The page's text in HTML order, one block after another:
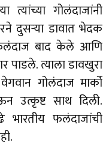
त्यांच्या गोलंदाजांनी
दुसऱ्या डावात भेदक
फलंदाज बाद केले आणि
पाडले. त्याला डावखुरा
गोलंदाज मार्को
उत्कृष्ट साथ दिली.
भारतीय फलंदाजांची